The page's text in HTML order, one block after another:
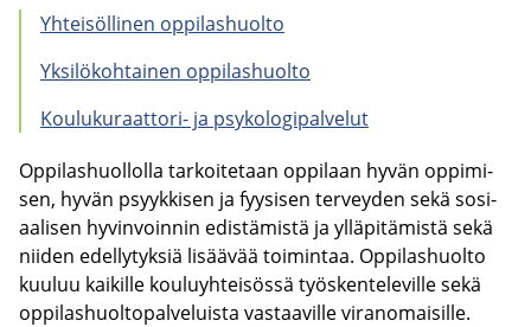
Yh­tei­söl­li­nen op­pi­las­huol­to
Yk­si­lö­koh­tai­nen op­pi­las­huol­to
Koulukuraattori-​ ja psy­ko­lo­gi­pal­ve­lut
Op­pi­las­huol­lol­la tar­koi­te­taan op­pi­laan hyvän op­pi­mi­
sen, hyvän psyyk­ki­sen ja fyy­si­sen ter­vey­den sekä so­si­
aa­li­sen hy­vin­voin­nin edis­tä­mis­tä ja yl­lä­pi­tä­mis­tä sekä
nii­den edel­ly­tyk­siä li­sää­vää toi­min­taa. Op­pi­las­huol­to
kuu­luu kai­kil­le kou­lu­yh­tei­sös­sä työs­ken­te­le­vil­le sekä
op­pi­las­huol­to­pal­ve­luis­ta vas­taa­vil­le vi­ran­omai­sil­le.